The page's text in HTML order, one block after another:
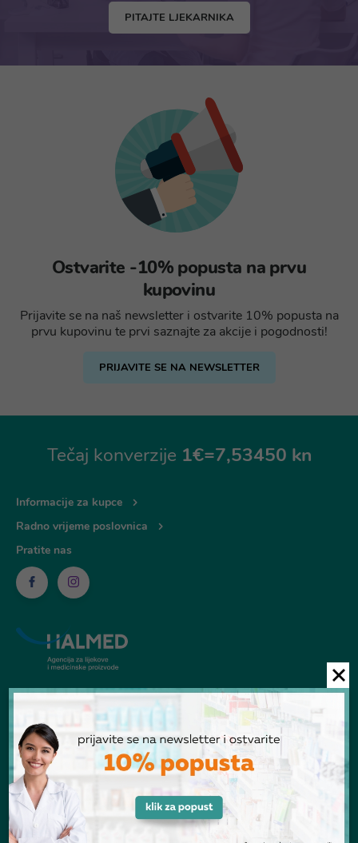
PITAJTE LJEKARNIKA
Ostvarite -10% popusta na prvu
kupovinu
Prijavite se na naš newsletter i ostvarite 10% popusta na
prvu kupovinu te prvi saznajte za akcije i pogodnosti!
PRIJAVITE SE NA NEWSLETTER
Tečaj konverzije 1€=7,53450 kn
Informacije za kupce
Radno vrijeme poslovnica
Pratite nas
© Ljekarna Talan 2026